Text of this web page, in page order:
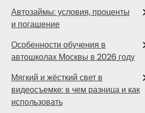
Автозаймы: условия, проценты
и погашение
Особенности обучения в
автошколах Москвы в 2026 году
Мягкий и жёсткий свет в
видеосъемке: в чем разница и как
использовать